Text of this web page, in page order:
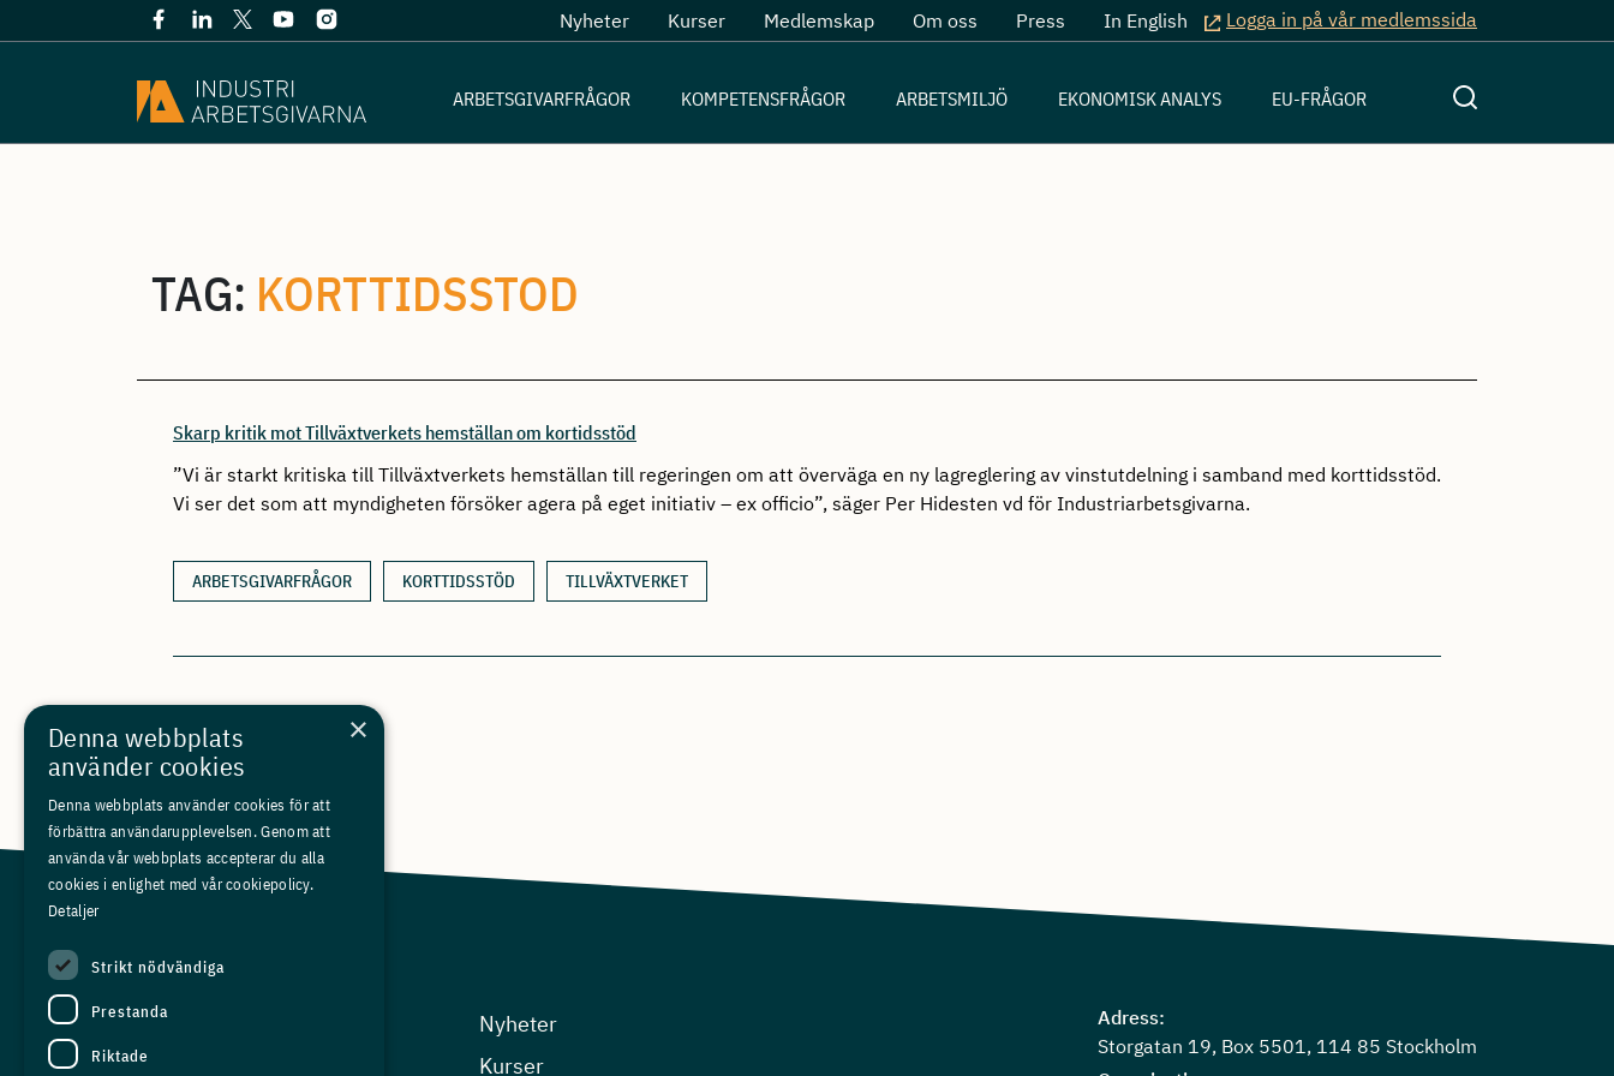
Nyheter Kurser Medlemskap Om oss Press In English Logga in på vår medlemssida
ARBETSGIVARFRÅGOR KOMPETENSFRÅGOR ARBETSMILJÖ EKONOMISK ANALYS EU-FRÅGOR
TAG: KORTTIDSSTOD
Skarp kritik mot Tillväxtverkets hemställan om kortidsstöd
”Vi är starkt kritiska till Tillväxtverkets hemställan till regeringen om att överväga en ny lagreglering av vinstutdelning i samband med korttidsstöd.
Vi ser det som att myndigheten försöker agera på eget initiativ – ex officio”, säger Per Hidesten vd för Industriarbetsgivarna.
ARBETSGIVARFRÅGOR KORTTIDSSTÖD TILLVÄXTVERKET
Arbetsgivarfrågor
Kompetensfrågor
Nyheter
Kurser
Adress:
Storgatan 19, Box 5501, 114 85 Stockholm
×
Denna webbplats
använder cookies
Denna webbplats använder cookies för att
förbättra användarupplevelsen. Genom att
använda vår webbplats accepterar du alla
cookies i enlighet med vår cookiepolicy.
Detaljer
Strikt nödvändiga
Prestanda
Riktade